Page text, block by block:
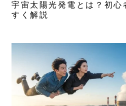
宇宙太陽光発電とは？初心
すく解説